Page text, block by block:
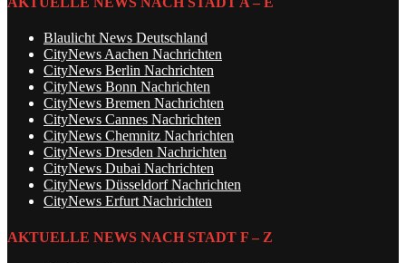
Blaulicht News Deutschland
CityNews Aachen Nachrichten
CityNews Berlin Nachrichten
CityNews Bonn Nachrichten
CityNews Bremen Nachrichten
CityNews Cannes Nachrichten
CityNews Chemnitz Nachrichten
CityNews Dresden Nachrichten
CityNews Dubai Nachrichten
CityNews Düsseldorf Nachrichten
CityNews Erfurt Nachrichten
AKTUELLE NEWS NACH STADT F – Z